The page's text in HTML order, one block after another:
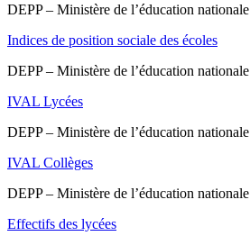
DEPP – Ministère de l’éducation nationale
Indices de position sociale des écoles
DEPP – Ministère de l’éducation nationale
IVAL Lycées
DEPP – Ministère de l’éducation nationale
IVAL Collèges
DEPP – Ministère de l’éducation nationale
Effectifs des lycées